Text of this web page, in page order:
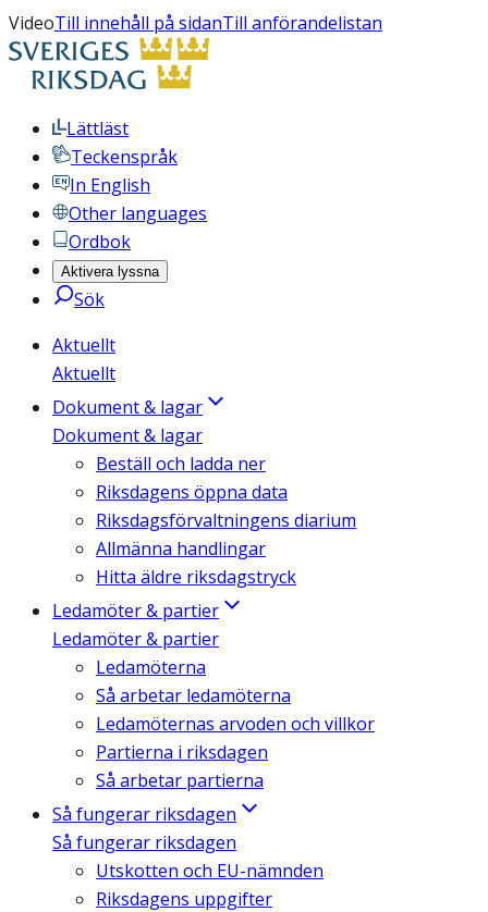
VideoTill innehåll på sidanTill anförandelistan
Lättläst
Teckenspråk
In English
Other languages
Ordbok
Aktivera lyssna
Sök
Aktuellt
Aktuellt
Dokument & lagar
Dokument & lagar
Beställ och ladda ner
Riksdagens öppna data
Riksdagsförvaltningens diarium
Allmänna handlingar
Hitta äldre riksdagstryck
Ledamöter & partier
Ledamöter & partier
Ledamöterna
Så arbetar ledamöterna
Ledamöternas arvoden och villkor
Partierna i riksdagen
Så arbetar partierna
Så fungerar riksdagen
Så fungerar riksdagen
Utskotten och EU-nämnden
Riksdagens uppgifter